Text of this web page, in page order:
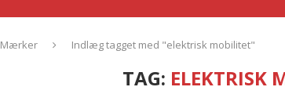
Mærker Indlæg tagget med "elektrisk mobilitet"
TAG: ELEKTRISK